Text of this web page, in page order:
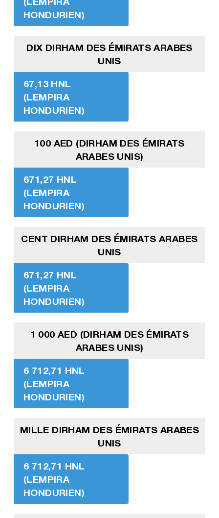
HONDURIEN)
DIX DIRHAM DES ÉMIRATS ARABES
UNIS
67,13 HNL
(LEMPIRA
HONDURIEN)
100 AED (DIRHAM DES ÉMIRATS
ARABES UNIS)
671,27 HNL
(LEMPIRA
HONDURIEN)
CENT DIRHAM DES ÉMIRATS ARABES
UNIS
671,27 HNL
(LEMPIRA
HONDURIEN)
1 000 AED (DIRHAM DES ÉMIRATS
ARABES UNIS)
6 712,71 HNL
(LEMPIRA
HONDURIEN)
MILLE DIRHAM DES ÉMIRATS ARABES
UNIS
6 712,71 HNL
(LEMPIRA
HONDURIEN)